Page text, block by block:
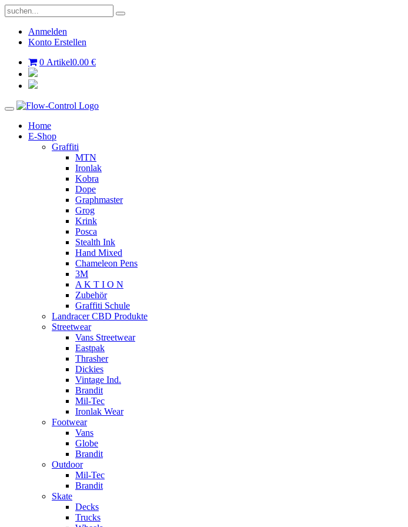
Anmelden
Konto Erstellen
0 Artikel0.00 €
Home
E-Shop
Graffiti
MTN
Ironlak
Kobra
Dope
Graphmaster
Grog
Krink
Posca
Stealth Ink
Hand Mixed
Chameleon Pens
3M
A K T I O N
Zubehör
Graffiti Schule
Landracer CBD Produkte
Streetwear
Vans Streetwear
Eastpak
Thrasher
Dickies
Vintage Ind.
Brandit
Mil-Tec
Ironlak Wear
Footwear
Vans
Globe
Brandit
Outdoor
Mil-Tec
Brandit
Skate
Decks
Trucks